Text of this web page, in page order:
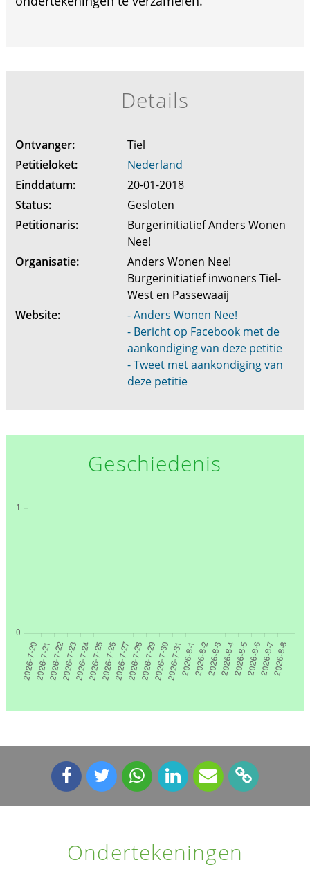
Details
Ontvanger:
Tiel
Petitieloket:
Nederland
Einddatum:
20-01-2018
Status:
Gesloten
Petitionaris:
Burgerinitiatief Anders Wonen
Nee!
Organisatie:
Anders Wonen Nee!
Burgerinitiatief inwoners Tiel-
West en Passewaaij
Website:
- Anders Wonen Nee!
- Bericht op Facebook met de
aankondiging van deze petitie
- Tweet met aankondiging van
deze petitie
Geschiedenis
Ondertekeningen